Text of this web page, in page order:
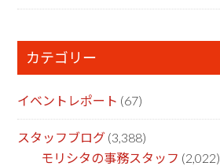
カテゴリー
イベントレポート (67)
スタッフブログ (3,388)
モリシタの事務スタッフ (2,022)